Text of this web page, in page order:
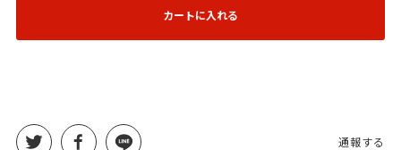
カートに入れる
通報する